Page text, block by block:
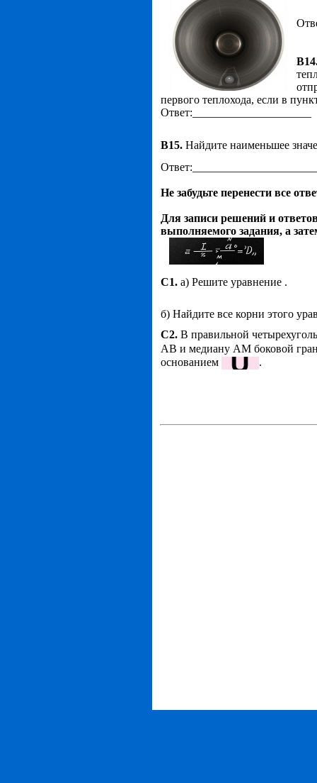
первого теплохода, если в
Ответ:_____________________
В15. Найдите наименьшее
Не забудьте перенести все
Для записи решений и
выполняемого задания, а
С1. а) Решите уравнение .
б) Найдите все корни этого
С2. В правильной
АВ и медиану АМ боковой
основанием
.